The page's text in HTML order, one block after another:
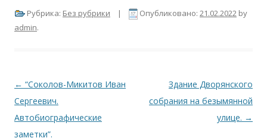
Рубрика: Без рубрики | Опубликовано: 21.02.2022 by
admin.
Навигация по записям
← “Соколов-Микитов Иван
Сергеевич.
Автобиографические
заметки”.
Здание Дворянского
собрания на безымянной
улице. →